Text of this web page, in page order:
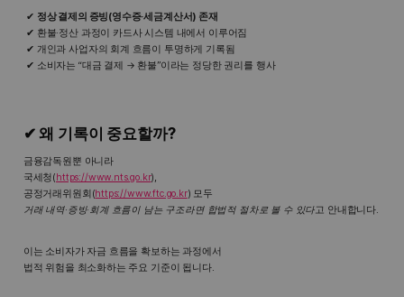
정상 결제의 증빙(영수증·세금계산서) 존재
환불·정산 과정이 카드사 시스템 내에서 이루어짐
개인과 사업자의 회계 흐름이 투명하게 기록됨
소비자는 “대금 결제 → 환불”이라는 정당한 권리를 행사
✔ 왜 기록이 중요할까?
금융감독원뿐 아니라
국세청( https://www.nts.go.kr),
공정거래위원회(https://www.ftc.go.kr) 모두
거래 내역·증빙·회계 흐름이 남는 구조라면 합법적 절차로 볼 수 있다고 안내합니다.
이는 소비자가 자금 흐름을 확보하는 과정에서
법적 위험을 최소화하는 주요 기준이 됩니다.